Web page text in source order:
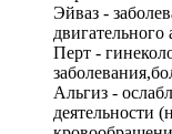
Эйваз -
двигательного
Перт -
Альгиз -
деятельности